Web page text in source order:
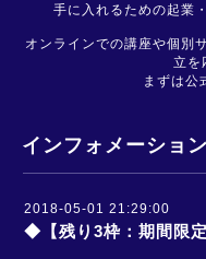
手に入れるための起業
オンラインでの講座や個別
立を
まずは公
インフォメーション
2018-05-01 21:29:00
◆【残り3枠：期間限